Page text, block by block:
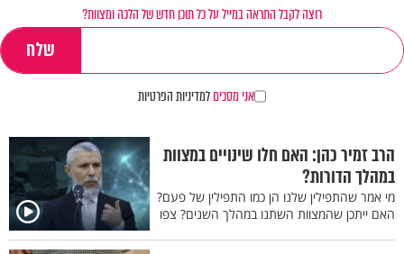
רוצה לקבל התראה במייל על כל תוכן חדש של הלכה ומצוות?
אני מסכיםלמדיניות הפרטיות
הרב זמיר כהן: האם חלו שינויים במצוות
במהלך הדורות?
מי אמר שהתפילין שלנו הן כמו התפילין של פעם?
האם ייתכן שהמצוות השתנו במהלך השנים? צפו